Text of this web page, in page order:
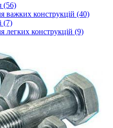
(56)
важких конструкцій (40)
(7)
легких конструкцій (9)